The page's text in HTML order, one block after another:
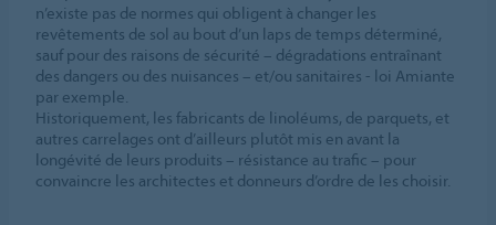
n’existe pas de normes qui obligent à changer les
revêtements de sol au bout d’un laps de temps déterminé,
sauf pour des raisons de sécurité – dégradations entraînant
des dangers ou des nuisances – et/ou sanitaires - loi Amiante
par exemple.
Historiquement, les fabricants de linoléums, de parquets, et
autres carrelages ont d’ailleurs plutôt mis en avant la
longévité de leurs produits – résistance au trafic – pour
convaincre les architectes et donneurs d’ordre de les choisir.